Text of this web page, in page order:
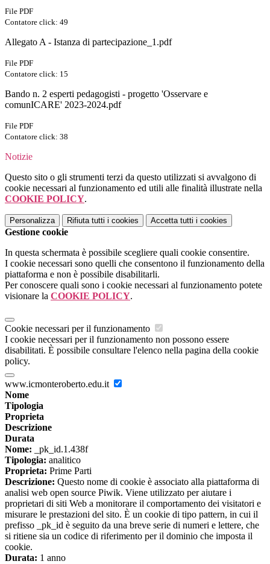
File PDF
Contatore click: 49
Allegato A - Istanza di partecipazione_1.pdf
File PDF
Contatore click: 15
Bando n. 2 esperti pedagogisti - progetto 'Osservare e
comunICARE' 2023-2024.pdf
File PDF
Contatore click: 38
Notizie
Questo sito o gli strumenti terzi da questo utilizzati si avvalgono di
cookie necessari al funzionamento ed utili alle finalità illustrate nella
COOKIE POLICY.
Personalizza Rifiuta tutti i cookies Accetta tutti i cookies
Gestione cookie
In questa schermata è possibile scegliere quali cookie consentire.
I cookie necessari sono quelli che consentono il funzionamento della
piattaforma e non è possibile disabilitarli.
Per conoscere quali sono i cookie necessari al funzionamento potete
visionare la COOKIE POLICY.
Cookie necessari per il funzionamento
I cookie necessari per il funzionamento non possono essere
disabilitati. È possibile consultare l'elenco nella pagina della cookie
policy.
www.icmonteroberto.edu.it
Nome
Tipologia
Proprieta
Descrizione
Durata
Nome: _pk_id.1.438f
Tipologia: analitico
Proprieta: Prime Parti
Descrizione: Questo nome di cookie è associato alla piattaforma di
analisi web open source Piwik. Viene utilizzato per aiutare i
proprietari di siti Web a monitorare il comportamento dei visitatori e
misurare le prestazioni del sito. È un cookie di tipo pattern, in cui il
prefisso _pk_id è seguito da una breve serie di numeri e lettere, che
si ritiene sia un codice di riferimento per il dominio che imposta il
cookie.
Durata: 1 anno